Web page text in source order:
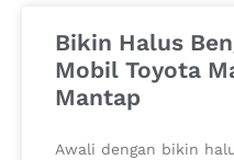
Bikin Halus
Mobil Toyota
Mantap
Awali dengan bikin